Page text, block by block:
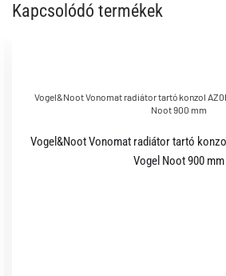
Kapcsolódó termékek
Vogel&Noot Vonomat radiátor tartó konzol
Noot 900 mm
Vogel&Noot Vonomat radiátor tartó
Vogel Noot 900 mm